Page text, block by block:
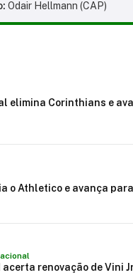
Odair Hellmann (CAP)
elimina Corinthians e
o Athletico e avança
acerta renovação de Vini